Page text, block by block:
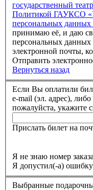
государственный
Политикой ГАУКСО
персональных
принимаю её, и даю
персональных данных
электронной почты,
Отправить
Вернуться назад
Если Вы оплатили
e-mail (эл. адрес),
пожалуйста, укажите
Прислать билет на
Я не знаю номер заказа
Я допустил(-а)
Выбранные